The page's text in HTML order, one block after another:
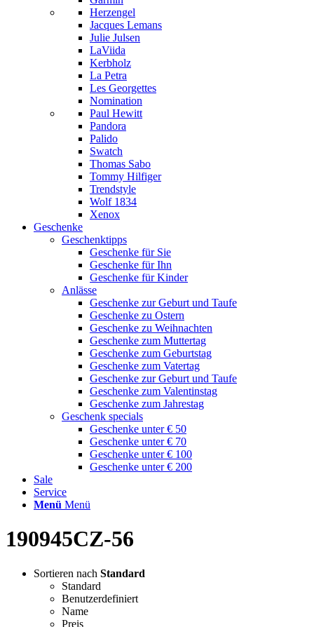
Herzengel
Jacques Lemans
Julie Julsen
LaViida
Kerbholz
La Petra
Les Georgettes
Nomination
Paul Hewitt
Pandora
Palido
Swatch
Thomas Sabo
Tommy Hilfiger
Trendstyle
Wolf 1834
Xenox
Geschenke
Geschenktipps
Geschenke für Sie
Geschenke für Ihn
Geschenke für Kinder
Anlässe
Geschenke zur Geburt und Taufe
Geschenke zu Ostern
Geschenke zu Weihnachten
Geschenke zum Muttertag
Geschenke zum Geburtstag
Geschenke zum Vatertag
Geschenke zur Geburt und Taufe
Geschenke zum Valentinstag
Geschenke zum Jahrestag
Geschenk specials
Geschenke unter € 50
Geschenke unter € 70
Geschenke unter € 100
Geschenke unter € 200
Sale
Service
Menü Menü
190945CZ-56
Sortieren nach Standard
Standard
Benutzerdefiniert
Name
Preis